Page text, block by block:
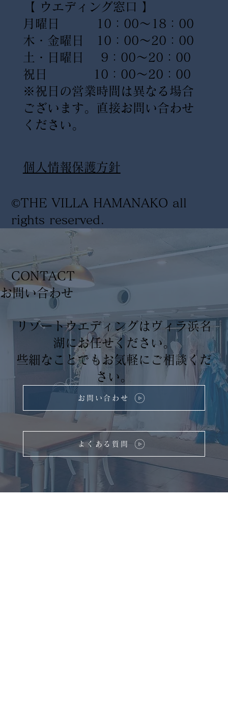
©THE VILLA HAMANAKO all
rights reserved .
​個人情報保護方針
【 ウエディング窓口 】
月曜日 10：00〜18：00
木・金曜日 10：00〜20：00
土・日曜日 9：00〜20：00
祝日 10：00〜20：00
※祝日の営業時間は異なる場合
ございます。直接お問い合わせ
ください。
リゾートウエディングはヴィラ浜名
湖にお任せください。
些細なことでもお気軽にご相談くだ
さい。
よくある質問
CONTACT
お問い合わせ
​お問い合わせ